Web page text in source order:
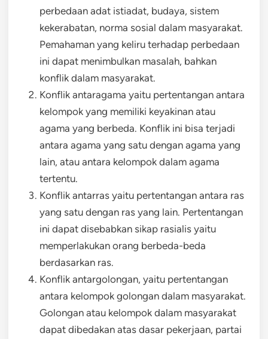
perbedaan adat istiadat, budaya, sistem
kekerabatan, norma sosial dalam masyarakat.
Pemahaman yang keliru terhadap perbedaan
ini dapat menimbulkan masalah, bahkan
konflik dalam masyarakat.
Konflik antaragama yaitu pertentangan antara
kelompok yang memiliki keyakinan atau
agama yang berbeda. Konflik ini bisa terjadi
antara agama yang satu dengan agama yang
lain, atau antara kelompok dalam agama
tertentu.
Konflik antarras yaitu pertentangan antara ras
yang satu dengan ras yang lain. Pertentangan
ini dapat disebabkan sikap rasialis yaitu
memperlakukan orang berbeda-beda
berdasarkan ras.
Konflik antargolongan, yaitu pertentangan
antara kelompok golongan dalam masyarakat.
Golongan atau kelompok dalam masyarakat
dapat dibedakan atas dasar pekerjaan, partai